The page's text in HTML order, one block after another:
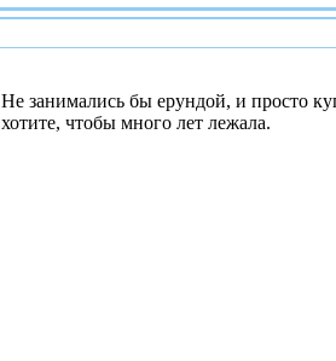
Не занимались бы ерундой, и просто
хотите, чтобы много лет лежала.